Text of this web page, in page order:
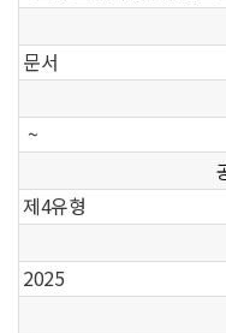
문서
~
제4유형
2025